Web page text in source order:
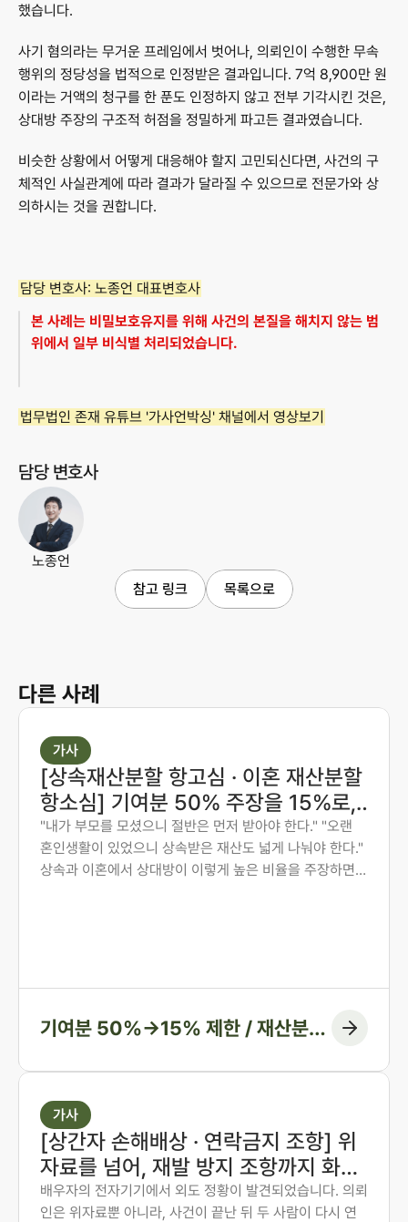
했습니다.
사기 혐의라는 무거운 프레임에서 벗어나, 의뢰인이 수행한 무속
행위의 정당성을 법적으로 인정받은 결과입니다. 7억 8,900만 원
이라는 거액의 청구를 한 푼도 인정하지 않고 전부 기각시킨 것은,
상대방 주장의 구조적 허점을 정밀하게 파고든 결과였습니다.
비슷한 상황에서 어떻게 대응해야 할지 고민되신다면, 사건의 구
체적인 사실관계에 따라 결과가 달라질 수 있으므로 전문가와 상
의하시는 것을 권합니다.
담당 변호사: 노종언 대표변호사
본 사례는 비밀보호유지를 위해 사건의 본질을 해치지 않는 범
위에서 일부 비식별 처리되었습니다.
법무법인 존재 유튜브 '가사언박싱' 채널에서 영상보기
담당 변호사
노종언
참고 링크
목록으로
다른 사례
가사
[상속재산분할 항고심 · 이혼 재산분할
항소심] 기여분 50% 주장을 15%로,
재산분할 6:4를 7:3으로 다시 다툰 사
례
"내가 부모를 모셨으니 절반은 먼저 받아야 한다." "오랜
혼인생활이 있었으니 상속받은 재산도 넓게 나눠야 한다."
상속과 이혼에서 상대방이 이렇게 높은 비율을 주장하면,
기여분 50%→15% 제한 / 재산분할
가사
[상간자 손해배상 · 연락금지 조항] 위
자료를 넘어, 재발 방지 조항까지 화해
권고결정에 담은 사례
배우자의 전자기기에서 외도 정황이 발견되었습니다. 의뢰
인은 위자료뿐 아니라, 사건이 끝난 뒤 두 사람이 다시 연